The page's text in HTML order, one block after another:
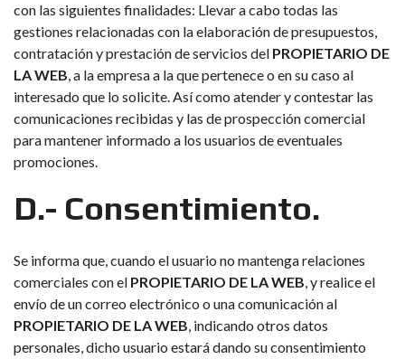
con las siguientes finalidades: Llevar a cabo todas las
gestiones relacionadas con la elaboración de presupuestos,
contratación y prestación de servicios del PROPIETARIO DE
LA WEB, a la empresa a la que pertenece o en su caso al
interesado que lo solicite. Así como atender y contestar las
comunicaciones recibidas y las de prospección comercial
para mantener informado a los usuarios de eventuales
promociones.
D.- Consentimiento.
Se informa que, cuando el usuario no mantenga relaciones
comerciales con el PROPIETARIO DE LA WEB, y realice el
envío de un correo electrónico o una comunicación al
PROPIETARIO DE LA WEB, indicando otros datos
personales, dicho usuario estará dando su consentimiento